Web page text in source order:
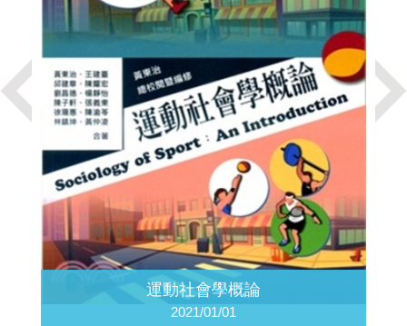
運動社會學概論
2021/01/01